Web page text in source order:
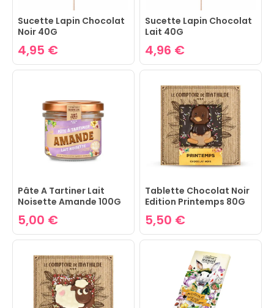
Sucette Lapin Chocolat
Noir 40G
4,95 €
Sucette Lapin Chocolat
Lait 40G
4,96 €
Pâte A Tartiner Lait
Noisette Amande 100G
5,00 €
Tablette Chocolat Noir
Edition Printemps 80G
5,50 €